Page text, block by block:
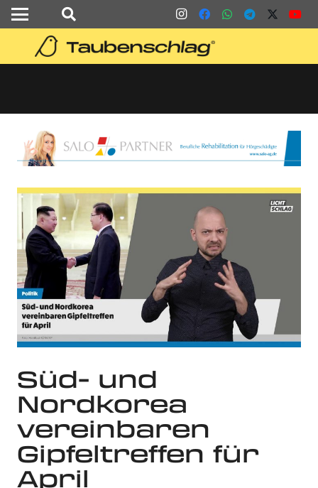
Süd- und
Nordkorea
vereinbaren
Gipfeltreffen für
April